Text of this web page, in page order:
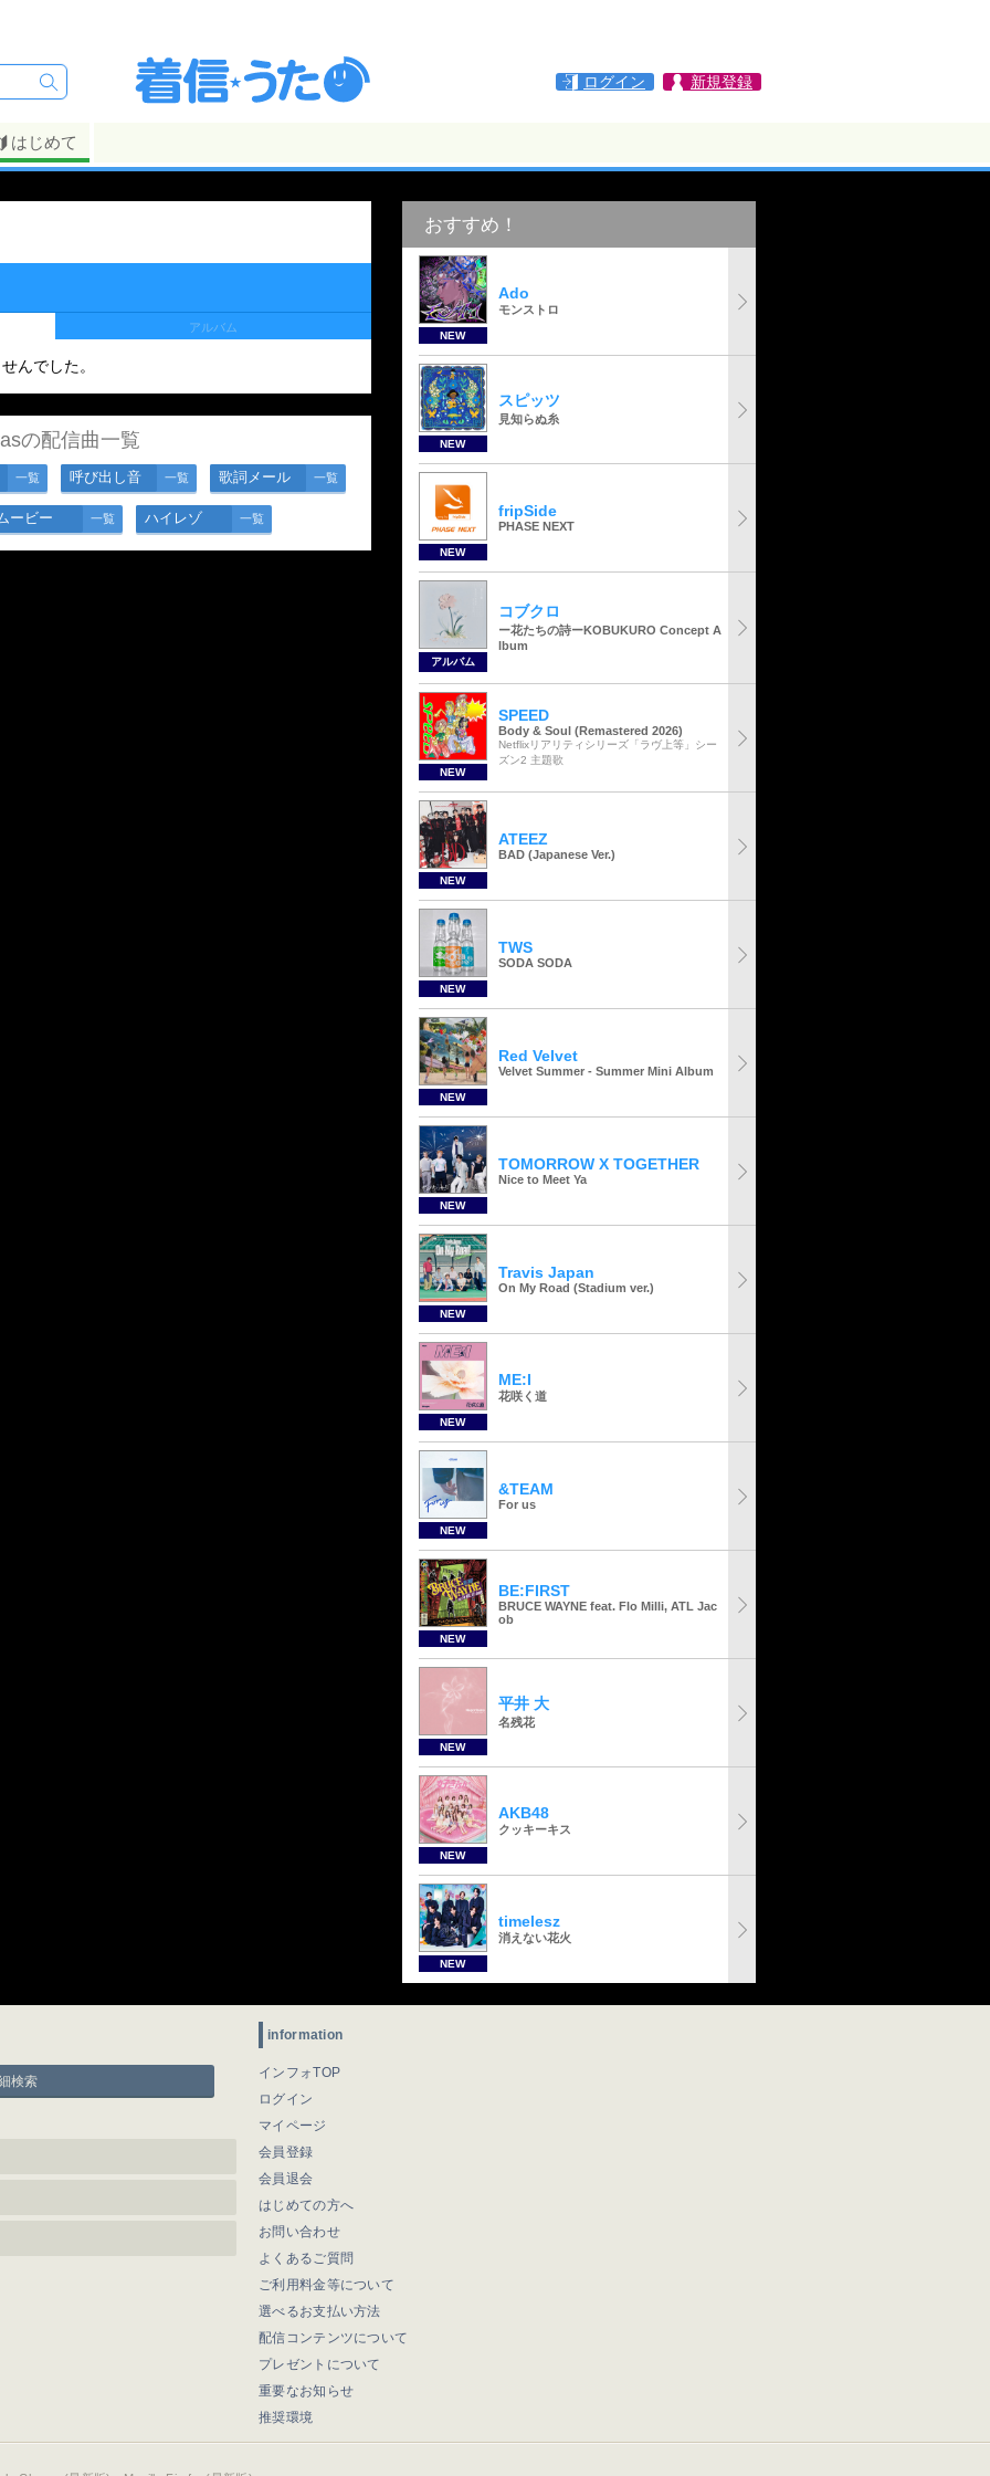
ログイン 新規登録
はじめて
アルバム
んでした。
の配信曲一覧
一覧 呼び出し音 一覧 歌詞メール 一覧
ービー 一覧 ハイレゾ 一覧
おすすめ！
NEW
Ado
モンストロ
NEW
スピッツ
見知らぬ糸
NEW
fripSide
PHASE NEXT
アルバム
コブクロ
ー花たちの詩ーKOBUKURO Concept A
lbum
NEW
SPEED
Body & Soul (Remastered 2026)
Netflixリアリティシリーズ「ラヴ上等」シー
ズン2 主題歌
NEW
ATEEZ
BAD (Japanese Ver.)
NEW
TWS
SODA SODA
NEW
Red Velvet
Velvet Summer - Summer Mini Album
NEW
TOMORROW X TOGETHER
Nice to Meet Ya
NEW
Travis Japan
On My Road (Stadium ver.)
NEW
ME:I
花咲く道
NEW
&TEAM
For us
NEW
BE:FIRST
BRUCE WAYNE feat. Flo Milli, ATL Jac
ob
NEW
平井 大
名残花
NEW
AKB48
クッキーキス
NEW
timelesz
消えない花火
検索
information
インフォTOP
ログイン
マイページ
会員登録
会員退会
はじめての方へ
お問い合わせ
よくあるご質問
ご利用料金等について
選べるお支払い方法
配信コンテンツについて
プレゼントについて
重要なお知らせ
推奨環境